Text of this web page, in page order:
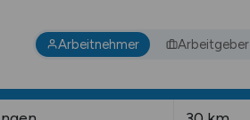
Arbeitnehmer Arbeitgeber